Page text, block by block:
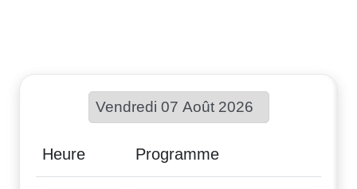
Choisir une date :
Heure Programme